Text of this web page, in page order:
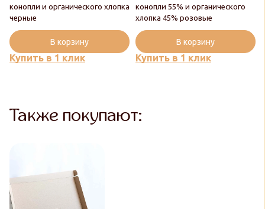
конопли и органического хлопка
черные
Купить в 1 клик
В корзину
конопли 55% и органического
хлопка 45% розовые
Купить в 1 клик
В корзину
Также покупают: